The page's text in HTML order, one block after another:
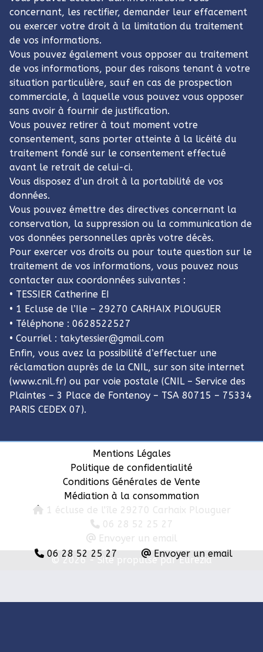
concernant, les rectifier, demander leur effacement
ou exercer votre droit à la limitation du traitement
de vos informations.
Vous pouvez également vous opposer au traitement
de vos informations, pour des raisons tenant à votre
situation particulière, sauf en cas de prospection
commerciale, à laquelle vous pouvez vous opposer
sans avoir à fournir de justification.
Vous pouvez retirer à tout moment votre
consentement, sans porter atteinte à la licéité du
traitement fondé sur le consentement effectué
avant le retrait de celui-ci.
Vous disposez d’un droit à la portabilité de vos
données.
Vous pouvez émettre des directives concernant la
conservation, la suppression ou la communication de
vos données personnelles après votre décès.
Pour exercer vos droits ou pour toute question sur le
traitement de vos informations, vous pouvez nous
contacter aux coordonnées suivantes :
• TESSIER Catherine EI
• 1 Ecluse de l’Ile – 29270 CARHAIX PLOUGUER
• Téléphone : 0628522527
• Courriel : takytessier@gmail.com
Enfin, vous avez la possibilité d’effectuer une
réclamation auprès de la CNIL, sur son site internet
(www.cnil.fr) ou par voie postale (CNIL – Service des
Plaintes – 3 Place de Fontenoy – TSA 80715 – 75334
PARIS CEDEX 07).
Mentions Légales
Politique de confidentialité
Conditions Générales de Vente
Médiation à la consommation
1 écluse de l'île 29270 Carhaix Plouguer
06 28 52 25 27
Envoyer un email
© 2026 -Site propulsé par Eurézia
06 28 52 25 27 Envoyer un email